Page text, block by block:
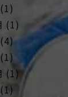
(1)
(1)